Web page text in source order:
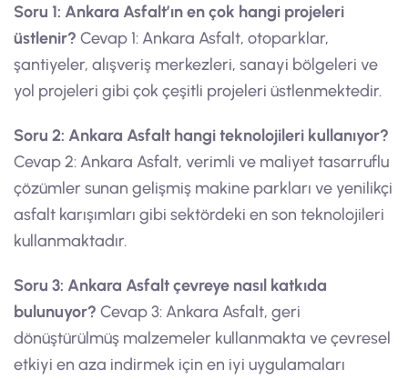
Soru 1: Ankara Asfalt’ın en çok hangi projeleri
üstlenir? Cevap 1: Ankara Asfalt, otoparklar,
şantiyeler, alışveriş merkezleri, sanayi bölgeleri ve
yol projeleri gibi çok çeşitli projeleri üstlenmektedir.
Soru 2: Ankara Asfalt hangi teknolojileri kullanıyor?
Cevap 2: Ankara Asfalt, verimli ve maliyet tasarruflu
çözümler sunan gelişmiş makine parkları ve yenilikçi
asfalt karışımları gibi sektördeki en son teknolojileri
kullanmaktadır.
Soru 3: Ankara Asfalt çevreye nasıl katkıda
bulunuyor? Cevap 3: Ankara Asfalt, geri
dönüştürülmüş malzemeler kullanmakta ve çevresel
etkiyi en aza indirmek için en iyi uygulamaları